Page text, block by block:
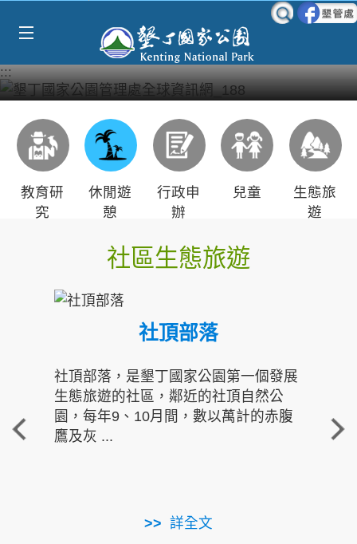
:::
教育研
究
休閒遊
憩
行政申
辦
兒童
生態旅
遊
社區生態旅遊
社頂部落
社頂部落，是墾丁國家公園第一個發展
生態旅遊的社區，鄰近的社頂自然公
園，每年9、10月間，數以萬計的赤腹
鷹及灰 ...
詳全文
重
走進